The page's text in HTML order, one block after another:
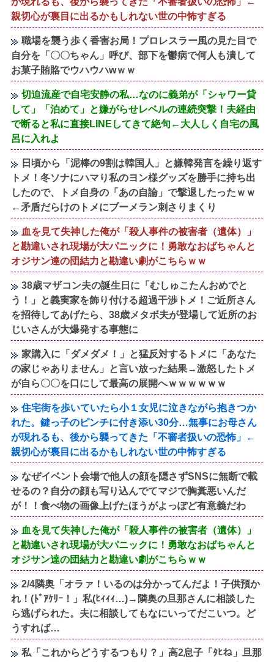
親切心が裏目に出るかもしれない世の中怖すぎる
職場を襲う歩く香害お局！プロレスラー風の見た目で
自分を「〇〇ちゃん」呼び、部下を鬱病で何人も潰して
お菓子賄賂でウハウハwｗｗ
切迫流産で自宅安静の私…なのに義弟が「シャワー貸
して」「泊めて」と嫌がらせレベルの連続突撃！夫経由
で断ると私に直接LINEしてきて絶句←大人しく自宅の風
呂に入れよ
日頃から「泥棒の9割は韓国人」と嫌韓発言を繰り返す
トメ！冬ソナにハマり私のヨン様グッズを勝手に持ち出
したので、トメ自身の「あの自論」で撃退したったｗｗ
←矛盾だらけのトメにブーメラン刺さりまくり
血を見て失神した俺が「殺人事件の被害者（遺体）」
と勘違いされ現場が大パニックに！勇敢なおばちゃんと
オジサン達の団結力と勘違い劇がこちらｗｗ
38歳マザコン夫の誕生日に「むしゅこたんおめでと
う！」と義実家を飾り付ける超過干渉トメ！ご近所さん
を招待してあげたら、38歳メタボ夫が登場して近所のお
じいさんが大爆発する事態に
家購入に「ダメダメ！」と猛反対するトメに「あなた
の家じゃありません」と言い放った結果→激怒したトメ
が自ら〇〇を口にして最高の展開へｗｗｗｗｗｗ
住宅街を歩いていたら小１女児に泣きながら抱きつか
れた。鍵っ子のピンチに付き添い30分…無事にお母さん
が現れるも、後から襲ってきた「不審者扱いの恐怖」←
親切心が裏目に出るかもしれない世の中怖すぎる
なぜイベント会場で他人の顔を隠さずSNSに無断で載
せるの？自分の顔も写り込んでてマジで胸糞悪いんだ
が！！食べ物の画像上げたほうがよっぽど有意義だわ
血を見て失神した俺が「殺人事件の被害者（遺体）」
と勘違いされ現場が大パニックに！勇敢なおばちゃんと
オジサン達の団結力と勘違い劇がこちらｗｗ
2/4隣奥「オラァ！いるのは分かってんだよ！子供預か
れ！(ﾄﾞｱｹﾘｰ！」私(ﾋｨｨｨ…)→隣奥の旦那さんに相談した
ら逃げられた。夫に相談してもなにいってだこいつ。ど
うすれば…
私「これからどうするつもり？」高2息子「ﾀﾋね」旦那